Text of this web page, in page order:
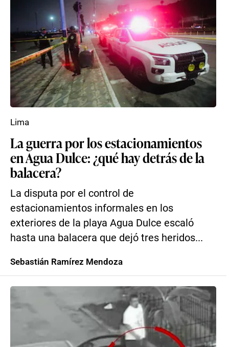
La guerra por los estacionamientos
en Agua Dulce: ¿qué hay detrás de la
balacera?
La disputa por el control de
estacionamientos informales en los
exteriores de la playa Agua Dulce escaló
hasta una balacera que dejó tres heridos...
Lima
Sebastián Ramírez Mendoza